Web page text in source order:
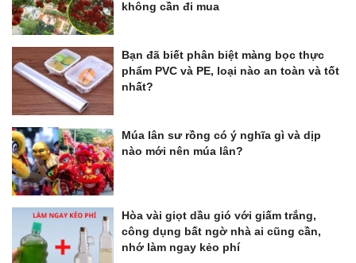
không cần đi mua
Bạn đã biết phân biệt màng bọc thực
phẩm PVC và PE, loại nào an toàn và tốt
nhất?
Múa lân sư rồng có ý nghĩa gì và dịp
nào mới nên múa lân?
Hòa vài giọt dầu gió với giấm trắng,
công dụng bất ngờ nhà ai cũng cần,
nhớ làm ngay kẻo phí